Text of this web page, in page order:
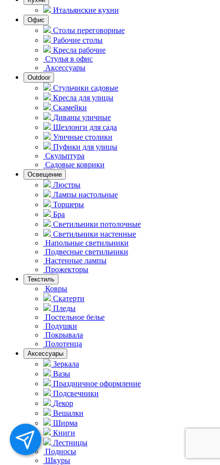
Итальянские кухни
Офис
Столы переговорные
Рабочие столы
Кресла рабочие
Стулья в офис
Аксессуары
Outdoor
Стульчики садовые
Кресла для улицы
Скамейки
Диваны уличные
Шезлонги для сада
Уличные столики
Пуфики для улицы
Скульптура
Садовые коврики
Освещение
Люстры
Лампы настольные
Торшеры
Бра
Светильники потолочные
Светильники настенные
Напольные светильники
Подвесные светильники
Hастенные лампы
Прожекторы
Текстиль
Ковры
Скатерти
Пледы
Постельное белье
Подушки
Покрывала
Полотенца
Аксессуары
Зеркала
Вазы
Праздничное оформление
Подсвечники
Декор
Вешалки
Ширма
Книги
Лестницы
Подносы
Шкуры